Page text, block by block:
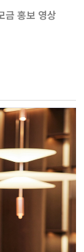
금 홍보 영상